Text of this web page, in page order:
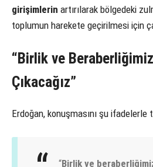
girişimlerin artırılarak bölgedeki
toplumun harekete geçirilmesi için
“Birlik ve
Çıkacağız”
Erdoğan, konuşmasını şu ifadelerle
“Birlik ve